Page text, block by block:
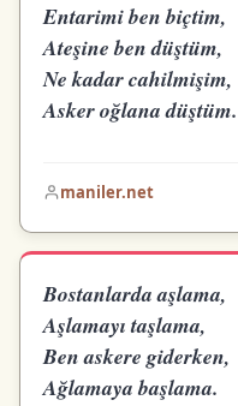
Entarimi ben biçtim,
Ateşine ben düştüm,
Ne kadar cahilmişim,
Asker oğlana düştüm.
maniler.net
Bostanlarda aşlama,
Aşlamayı taşlama,
Ben askere giderken,
Ağlamaya başlama.